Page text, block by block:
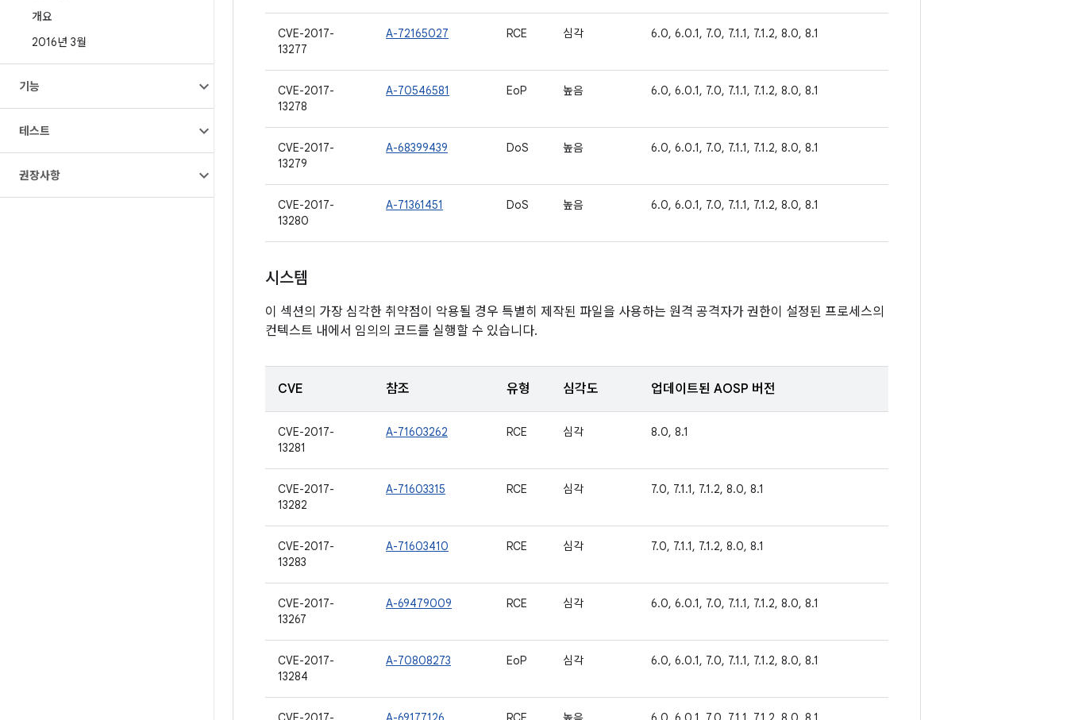
개요
2016년 3월
기능
테스트
권장사항
CVE-2017-
13277
A-72165027 RCE 심각 6.0, 6.0.1, 7.0, 7.1.1, 7.1.2, 8.0, 8.1
CVE-2017-
13278
A-70546581 EoP 높음 6.0, 6.0.1, 7.0, 7.1.1, 7.1.2, 8.0, 8.1
CVE-2017-
13279
A-68399439 DoS 높음 6.0, 6.0.1, 7.0, 7.1.1, 7.1.2, 8.0, 8.1
CVE-2017-
13280
A-71361451 DoS 높음 6.0, 6.0.1, 7.0, 7.1.1, 7.1.2, 8.0, 8.1
시스템
이 섹션의 가장 심각한 취약점이 악용될 경우 특별히 제작된 파일을 사용하는 원격 공격자가 권한이 설정된 프로세스의
컨텍스트 내에서 임의의 코드를 실행할 수 있습니다.
CVE 참조 유형 심각도 업데이트된 AOSP 버전
CVE-2017-
13281
A-71603262 RCE 심각 8.0, 8.1
CVE-2017-
13282
A-71603315 RCE 심각 7.0, 7.1.1, 7.1.2, 8.0, 8.1
CVE-2017-
13283
A-71603410 RCE 심각 7.0, 7.1.1, 7.1.2, 8.0, 8.1
CVE-2017-
13267
A-69479009 RCE 심각 6.0, 6.0.1, 7.0, 7.1.1, 7.1.2, 8.0, 8.1
CVE-2017-
13284
A-70808273 EoP 심각 6.0, 6.0.1, 7.0, 7.1.1, 7.1.2, 8.0, 8.1